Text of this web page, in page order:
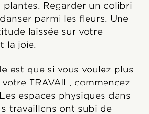
plantes. Regarder un colibri
parmi les fleurs. Une
laissée sur votre
la joie.
est que si vous voulez plus
TRAVAIL, commencez
espaces physiques dans
travaillons ont subi de